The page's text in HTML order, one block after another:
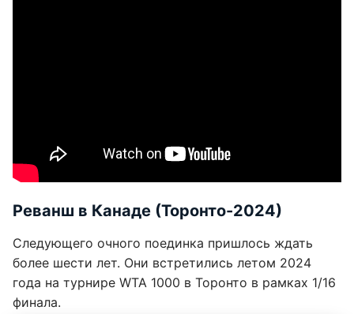
Реванш в Канаде (Торонто-2024)
Следующего очного поединка пришлось ждать
более шести лет. Они встретились летом 2024
года на турнире WTA 1000 в Торонто в рамках 1/16
финала.